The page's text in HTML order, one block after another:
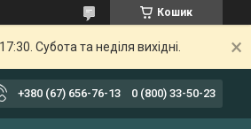
Кошик
Субота та неділя вихідні.
+380 (67) 656-76-13 0 (800) 33-50-23